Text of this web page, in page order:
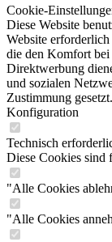
Cookie-
Diese Website
Website
die den Komfort bei
Direktwerbung
und sozialen
Zustimmung gesetzt.
Konfiguration
Technisch
Diese Cookies sind
"Alle Cookies
"Alle Cookies